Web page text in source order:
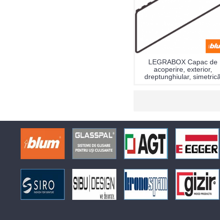
LEGRABOX Capac de
acoperire, exterior,
dreptunghiular,